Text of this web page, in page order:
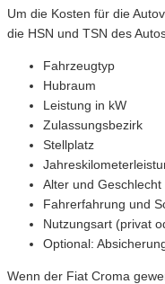
Um die Kosten für die
die HSN und TSN des
Fahrzeugtyp
Hubraum
Leistung in kW
Zulassungsbezirk
Stellplatz
Alter und
Fahrerfahrung und
Nutzungsart (privat
Optional:
Wenn der Fiat Croma